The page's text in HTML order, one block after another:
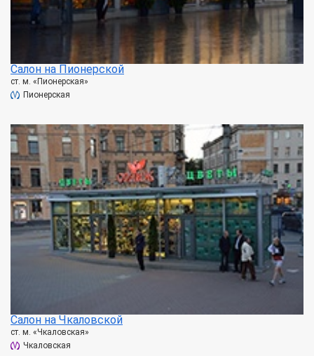
Салон на Пионерской
ст. м. «Пионерская»
Пионерская
Салон на Чкаловской
ст. м. «Чкаловская»
Чкаловская